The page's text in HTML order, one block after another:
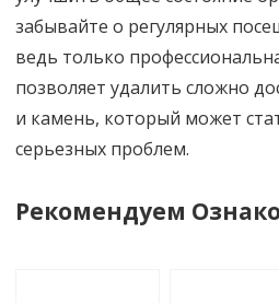
забывайте о регулярных
ведь только
позволяет удалить сложно
и камень, который может
серьезных проблем.
Рекомендуем